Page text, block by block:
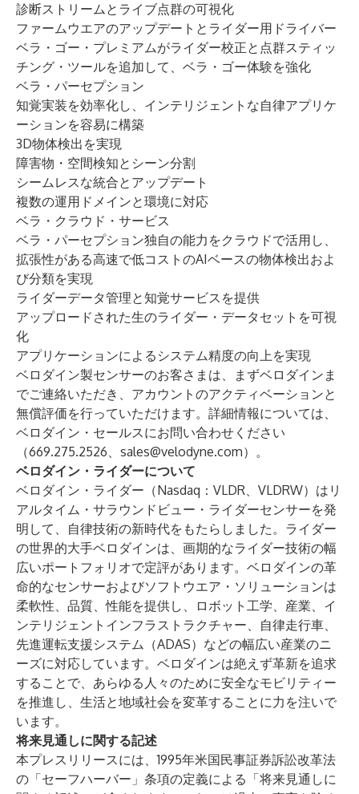
診断ストリームとライブ点群の可視化
ファームウエアのアップデートとライダー用ドライバー
ベラ・ゴー・プレミアムがライダー校正と点群スティッ
チング・ツールを追加して、ベラ・ゴー体験を強化
ベラ・パーセプション
知覚実装を効率化し、インテリジェントな自律アプリケ
ーションを容易に構築
3D物体検出を実現
障害物・空間検知とシーン分割
シームレスな統合とアップデート
複数の運用ドメインと環境に対応
ベラ・クラウド・サービス
ベラ・パーセプション独自の能力をクラウドで活用し、
拡張性がある高速で低コストのAIベースの物体検出およ
び分類を実現
ライダーデータ管理と知覚サービスを提供
アップロードされた生のライダー・データセットを可視
化
アプリケーションによるシステム精度の向上を実現
ベロダイン製センサーのお客さまは、まずベロダインま
でご連絡いただき、アカウントのアクティベーションと
無償評価を行っていただけます。詳細情報については、
ベロダイン・セールスにお問い合わせください
（669.275.2526、 sales@velodyne.com）。
ベロダイン・ライダーについて
ベロダイン・ライダー（Nasdaq：VLDR、VLDRW）はリ
アルタイム・サラウンドビュー・ライダーセンサーを発
明して、自律技術の新時代をもたらしました。ライダー
の世界的大手ベロダインは、画期的なライダー技術の幅
広いポートフォリオで定評があります。ベロダインの革
命的なセンサーおよびソフトウエア・ソリューションは
柔軟性、品質、性能を提供し、ロボット工学、産業、イ
ンテリジェントインフラストラクチャー、自律走行車、
先進運転支援システム（ADAS）などの幅広い産業のニ
ーズに対応しています。ベロダインは絶えず革新を追求
することで、あらゆる人々のために安全なモビリティー
を推進し、生活と地域社会を変革することに力を注いで
います。
将来見通しに関する記述
本プレスリリースには、1995年米国民事証券訴訟改革法
の「セーフハーバー」条項の定義による「将来見通しに